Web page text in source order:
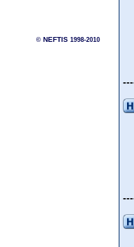
© NEFTIS1998-2010